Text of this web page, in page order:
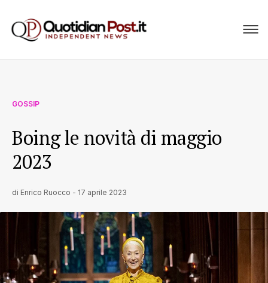
GOSSIP
Boing le novità di maggio
2023
di Enrico Ruocco - 17 aprile 2023